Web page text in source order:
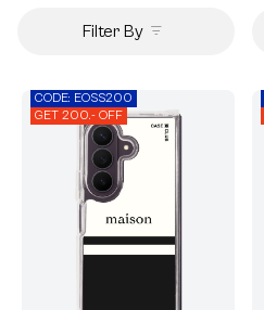
Filter By
CODE: EOSS200
GET 200.- OFF